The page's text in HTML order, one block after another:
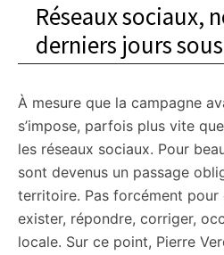
Réseaux sociaux,
derniers jours
À mesure que la campagne
s’impose, parfois plus vite
les réseaux sociaux. Pour
sont devenus un passage
territoire. Pas forcément pour
exister, répondre, corriger,
locale. Sur ce point, Pierre